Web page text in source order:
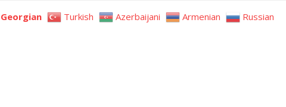
Georgian Turkish Azerbaijani Armenian Russian